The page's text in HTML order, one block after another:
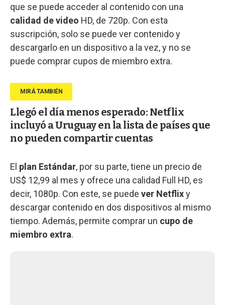
que se puede acceder al contenido con una
calidad de video HD, de 720p. Con esta
suscripción, solo se puede ver contenido y
descargarlo en un dispositivo a la vez, y no se
puede comprar cupos de miembro extra.
Llegó el día menos esperado: Netflix
incluyó a Uruguay en la lista de países que
no pueden compartir cuentas
El plan Estándar, por su parte, tiene un precio de
US$ 12,99 al mes y ofrece una calidad Full HD, es
decir, 1080p. Con este, se puede ver Netflixy
descargar contenido en dos dispositivos al mismo
tiempo. Además, permite comprar un cupo de
miembro extra.